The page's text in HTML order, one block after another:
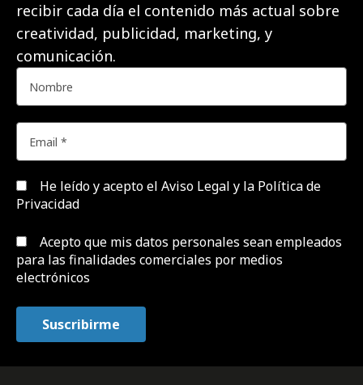
recibir cada día el contenido más actual sobre
creatividad, publicidad, marketing, y
comunicación.
He leído y acepto el Aviso Legal y la Política de
Privacidad
Acepto que mis datos personales sean empleados
para las finalidades comerciales por medios
electrónicos